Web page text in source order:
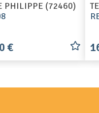
PHILIPPE (72460)
€